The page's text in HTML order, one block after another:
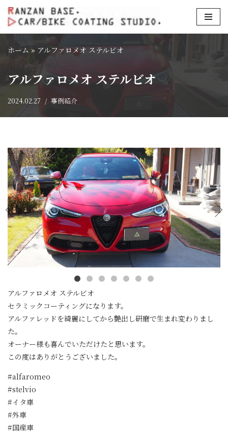
コ
テ
ツ
ス
キ
ホーム » アルファロメオ ステルビオ
アルファロメオ ステルビオ
2024.02.27 事例紹介
アルファロメオ ステルビオ
セラミックコーティングになります。
アルファレッドを綺麗にしてから艶出し研磨で生まれ変わりまし
た。
オーナー様も喜んでいただけたと思います。
この度はありがとうございました。
#alfaromeo
#stelvio
#イタ車
#外車
#国産車